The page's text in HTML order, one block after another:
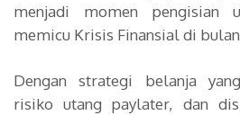
menjadi momen pengisian
memicu Krisis Finansial di
Dengan strategi belanja
risiko utang paylater, dan